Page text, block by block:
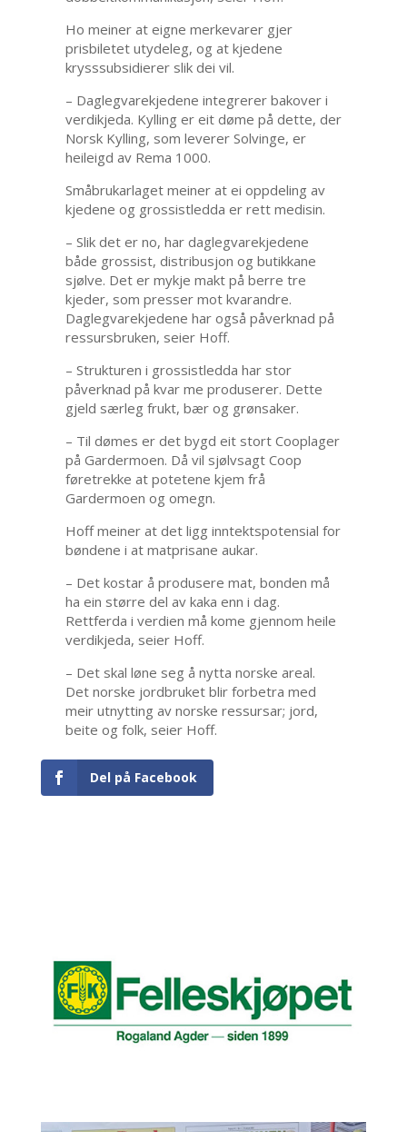
Ho meiner at eigne merkevarer gjer
prisbiletet utydeleg, og at kjedene
krysssubsidierer slik dei vil.
– Daglegvarekjedene integrerer bakover i
verdikjeda. Kylling er eit døme på dette, der
Norsk Kylling, som leverer Solvinge, er
heileigd av Rema 1000.
Småbrukarlaget meiner at ei oppdeling av
kjedene og grossistledda er rett medisin.
– Slik det er no, har daglegvarekjedene
både grossist, distribusjon og butikkane
sjølve. Det er mykje makt på berre tre
kjeder, som presser mot kvarandre.
Daglegvarekjedene har også påverknad på
ressursbruken, seier Hoff.
– Strukturen i grossistledda har stor
påverknad på kvar me produserer. Dette
gjeld særleg frukt, bær og grønsaker.
– Til dømes er det bygd eit stort Cooplager
på Gardermoen. Då vil sjølvsagt Coop
føretrekke at potetene kjem frå
Gardermoen og omegn.
Hoff meiner at det ligg inntektspotensial for
bøndene i at matprisane aukar.
– Det kostar å produsere mat, bonden må
ha ein større del av kaka enn i dag.
Rettferda i verdien må kome gjennom heile
verdikjeda, seier Hoff.
– Det skal løne seg å nytta norske areal.
Det norske jordbruket blir forbetra med
meir utnytting av norske ressursar; jord,
beite og folk, seier Hoff.
Del på Facebook